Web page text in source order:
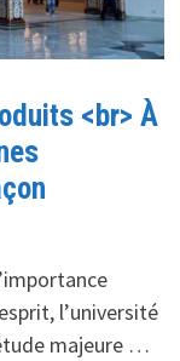
<br> À
l’université
majeure …